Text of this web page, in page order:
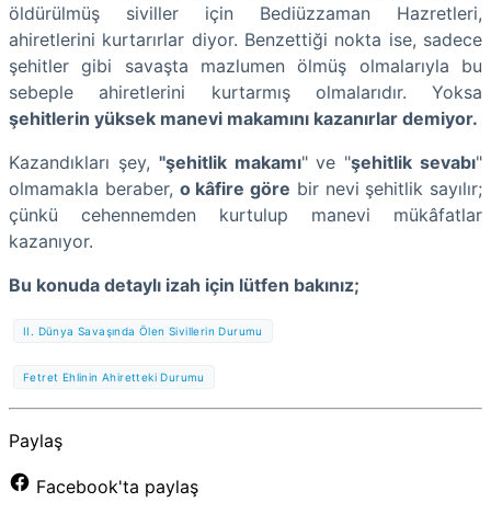
öldürülmüş siviller için Bediüzzaman Hazretleri,
ahiretlerini kurtarırlar diyor. Benzettiği nokta ise, sadece
şehitler gibi savaşta mazlumen ölmüş olmalarıyla bu
sebeple ahiretlerini kurtarmış olmalarıdır. Yoksa
şehitlerin yüksek manevi makamını kazanırlar demiyor.
Kazandıkları şey, "şehitlik makamı" ve "şehitlik sevabı"
olmamakla beraber, o kâfire göre bir nevi şehitlik sayılır;
çünkü cehennemden kurtulup manevi mükâfatlar
kazanıyor.
Bu konuda detaylı izah için lütfen bakınız;
II. Dünya Savaşında Ölen Sivillerin Durumu
Fetret Ehlinin Ahiretteki Durumu
Paylaş
Facebook'ta paylaş